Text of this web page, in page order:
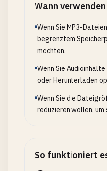
Wann verwenden
Wenn Sie MP3-
begrenztem
möchten.
Wenn Sie
oder Herunterladen
Wenn Sie die
reduzieren wollen,
So funktioniert